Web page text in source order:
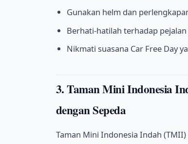
Gunakan helm dan
Berhati-hatilah terhadap
Nikmati suasana Car Free Day
3. Taman Mini Indonesia
dengan Sepeda
Taman Mini Indonesia Indah